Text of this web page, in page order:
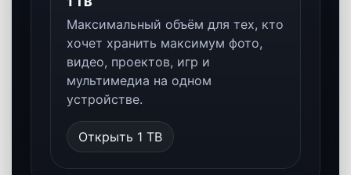
Galaxy AI.
Открыть страницу цвета
Варианты памяти